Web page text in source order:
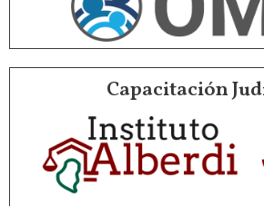
Capacitación